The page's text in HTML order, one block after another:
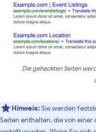
Die gehackten Seiten
Hinweis:Sie werden
Seiten enthalten, die von einer